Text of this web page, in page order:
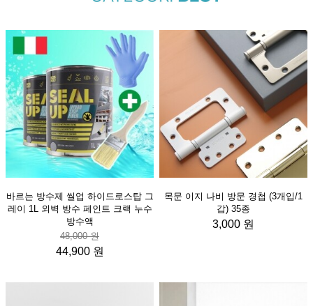
바르는 방수제 씰업 하이드로스탑 그
레이 1L 외벽 방수 페인트 크랙 누수
방수액
48,000 원
44,900 원
목문 이지 나비 방문 경첩 (3개입/1
갑) 35종
3,000 원